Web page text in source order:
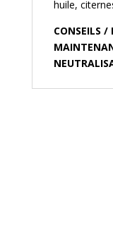
huile,
CONSEILS